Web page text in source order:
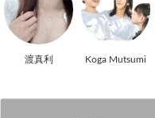
渡真利 Koga Mutsumi